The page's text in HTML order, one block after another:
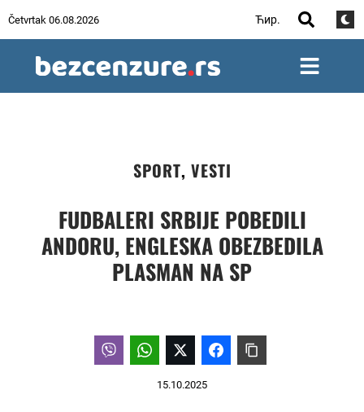
Četvrtak 06.08.2026 Ћир.
SPORT, VESTI
FUDBALERI SRBIJE POBEDILI
ANDORU, ENGLESKA OBEZBEDILA
PLASMAN NA SP
15.10.2025